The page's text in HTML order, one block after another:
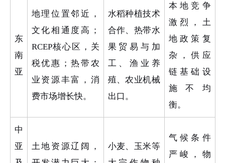
东
南
亚
地理位置邻近，
文化相通度高；
RCEP核心区，关
税优惠；热带农
业资源丰富，消
费市场增长快。
水稻种植技术
合作、热带水
果贸易与加
工、渔业养
殖、农业机械
出口。
本地竞争
激烈，土
地政策复
杂，供应
链基础设
施不均
衡。
中
亚
土地资源辽阔，
小麦、玉米等
气候条件
严峻，物